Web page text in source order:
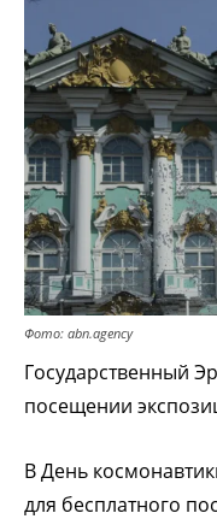
Фото: abn.agency
Государственный
посещении
В День
для бесплатного